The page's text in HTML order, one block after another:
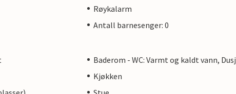
Røykalarm
Antall barnesenger: 0
Baderom - WC: Varmt og kaldt vann, Dusj
Kjøkken